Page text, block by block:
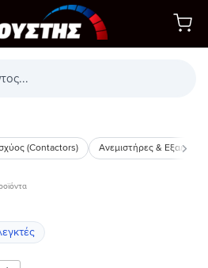
(Contactors) Ανεμιστήρες &